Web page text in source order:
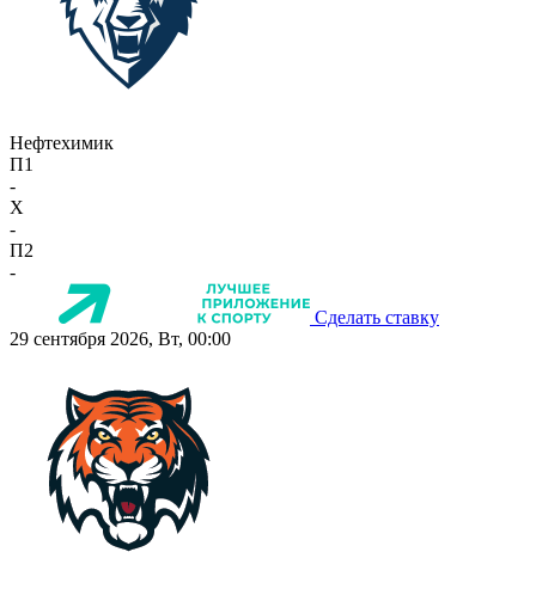
Нефтехимик
П1
-
X
-
П2
-
Сделать ставку
29 сентября 2026, Вт, 00:00